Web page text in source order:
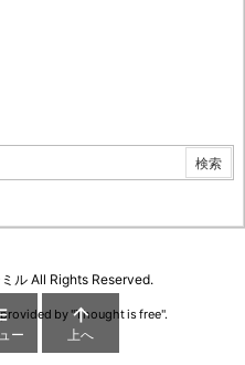
ルAll Rights Reserved.
by "Thought is free".
ー

上へ